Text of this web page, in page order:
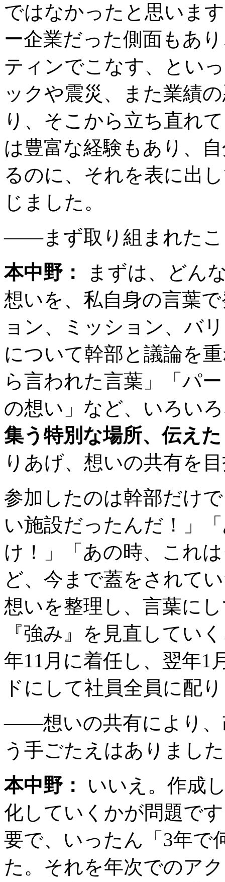
ではなかったと思いま
ー企業だった側面もあ
ティンでこなす、とい
ックや震災、また業績
り、そこから立ち直れ
は豊富な経験もあり、
るのに、それを表に出
じました。
――まず取り組まれたこ
本中野：
まずは、どん
想いを、私自身の言葉
ョン、ミッション、バ
について幹部と議論を
ら言われた言葉」「パ
の想い」など、いろい
集う特別な場所、伝え
りあげ、想いの共有を
参加したのは幹部だけ
い施設だったんだ！」
け！」「あの時、これ
ど、今まで蓋をされて
想いを整理し、言葉に
『強み』を見直してい
年11月に着任し、翌年1
ドにして社員全員に配
――想いの共有により、
う手ごたえはありまし
本中野：
いいえ。作成
化していくかが問題で
要で、いったん「3年で
た。それを年次でのア